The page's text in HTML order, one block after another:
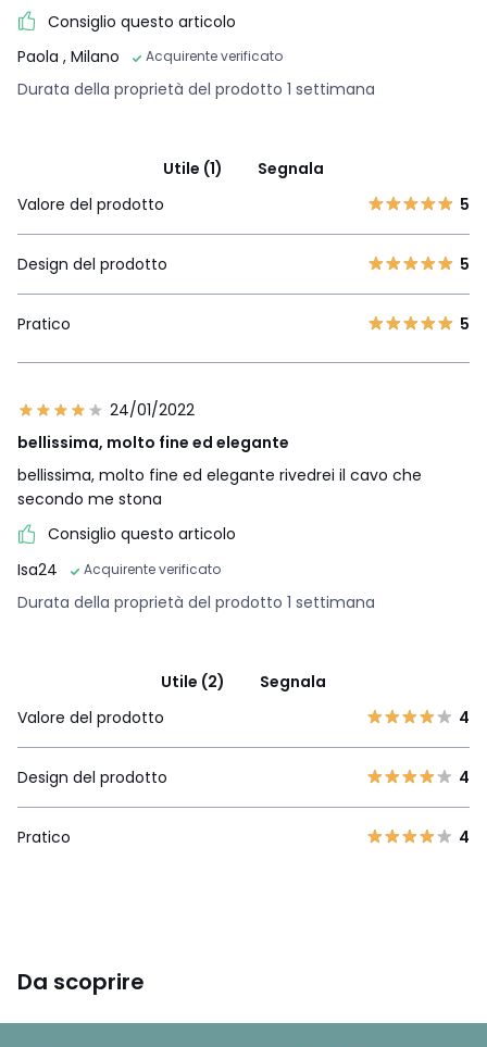
Consiglio questo articolo
Paola , Milano Acquirente verificato
Durata della proprietà del prodotto 1 settimana
Utile (1)
Segnala
Valore del prodotto
5
Design del prodotto 5
Pratico 5
24/01/2022
bellissima, molto fine ed elegante
bellissima, molto fine ed elegante rivedrei il cavo che
secondo me stona
Consiglio questo articolo
Isa24
Acquirente verificato
Durata della proprietà del prodotto 1 settimana
Utile (2)
Segnala
Valore del prodotto
4
Design del prodotto 4
Pratico 4
Da scoprire